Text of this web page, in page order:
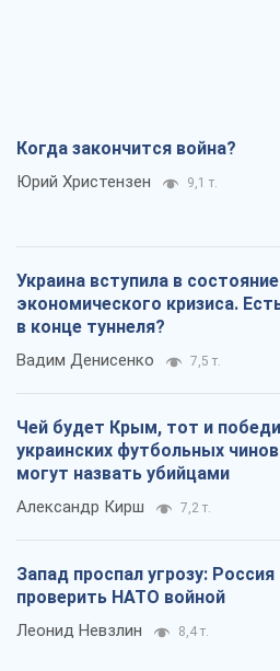
Когда закончится война?
Юрий Христензен 9,1 т.
Украина вступила в состояние
экономического кризиса.
в конце туннеля?
Вадим Денисенко 7,5 т.
Чей будет Крым, тот и
украинских футбольных
могут назвать убийцами
Александр Кирш 7,2 т.
Запад проспал угрозу:
проверить НАТО войной
Леонид Невзлин 8,4 т.